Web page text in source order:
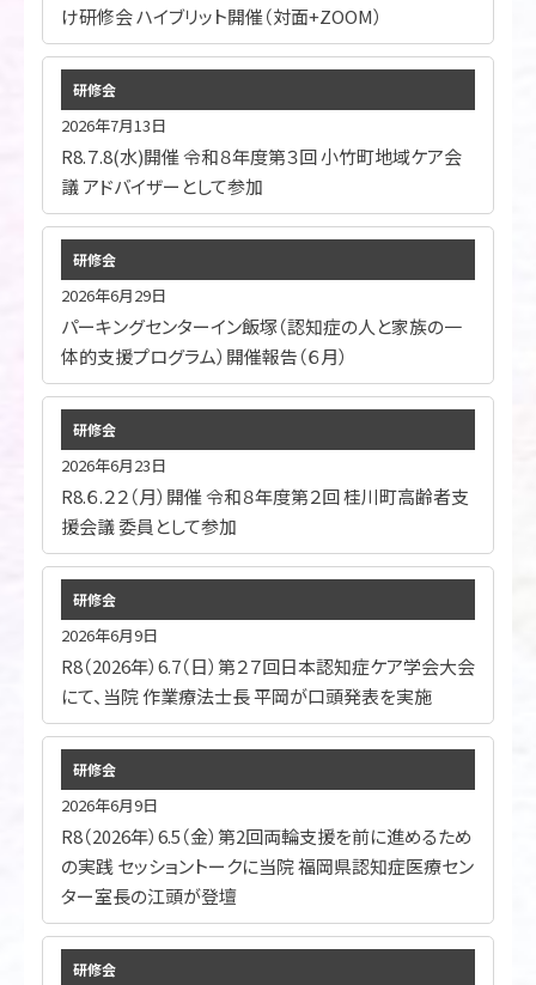
け研修会 ハイブリット開催（対面+ZOOM）
研修会
2026年7月13日
R8.７.8(水)開催 令和８年度第３回 小竹町地域ケア会
議 アドバイザーとして参加
研修会
2026年6月29日
パーキングセンターイン飯塚（認知症の人と家族の一
体的支援プログラム）開催報告（６月）
研修会
2026年6月23日
R8.６.２２（月）開催 令和８年度第２回 桂川町高齢者支
援会議 委員として参加
研修会
2026年6月9日
R8（2026年）6.7（日）第２７回日本認知症ケア学会大会
にて、当院 作業療法士長 平岡が口頭発表を実施
研修会
2026年6月9日
R8（2026年）6.5（金）第2回両輪支援を前に進めるため
の実践 セッショントークに当院 福岡県認知症医療セン
ター室長の江頭が登壇
研修会